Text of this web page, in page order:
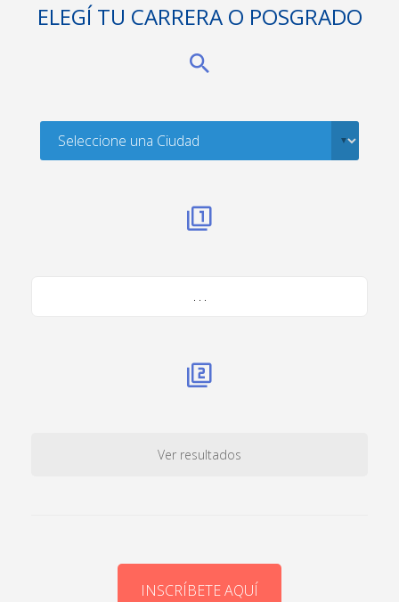
ELEGÍ TU CARRERA O POSGRADO
. . .
Ver resultados
INSCRÍBETE AQUÍ